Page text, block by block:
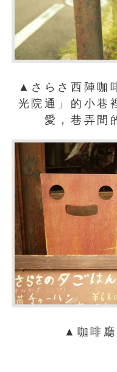
▲さらさ西陣咖
光院通」的小巷
愛，巷弄間
▲咖啡廳